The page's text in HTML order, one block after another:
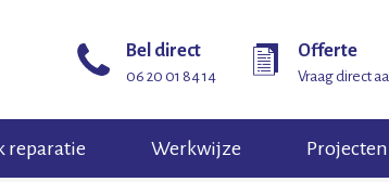
Bel direct
06 20 01 84 14
Offerte
Vraag direct
reparatie Werkwijze Projecten